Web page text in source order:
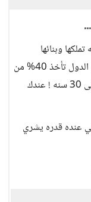
وبنائها
خصوصا لطبقة والوسطى واٌقل , بعض الدول تأخذ 40% من
راتبك شهريا قسط منزلك لمدة تتصل إلى 30 سنه ! عندك
عنده قدره يشري